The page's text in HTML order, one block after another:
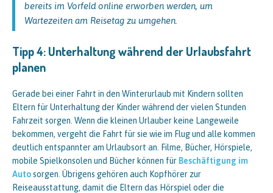
bereits im Vorfeld online erworben werden, um
Wartezeiten am Reisetag zu umgehen.
Tipp 4: Unterhaltung während der Urlaubsfahrt
planen
Gerade bei einer Fahrt in den Winterurlaub mit Kindern sollten
Eltern für Unterhaltung der Kinder während der vielen Stunden
Fahrzeit sorgen. Wenn die kleinen Urlauber keine Langeweile
bekommen, vergeht die Fahrt für sie wie im Flug und alle kommen
deutlich entspannter am Urlaubsort an. Filme, Bücher, Hörspiele,
mobile Spielkonsolen und Bücher können für Beschäftigung im
Autosorgen. Übrigens gehören auch Kopfhörer zur
Reiseausstattung, damit die Eltern das Hörspiel oder die